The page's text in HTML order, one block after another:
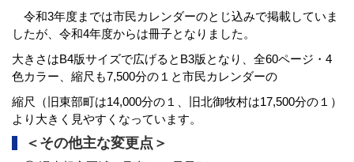
令和3年度までは市民カレンダーのとじ込みで掲載していま
したが、令和4年度からは冊子となりました。
大き さ はB4版サイズで広げるとB3版となり、全60ページ・4
色カラー、縮尺も7,500分の１と市民カレンダーの
縮尺（旧東部町は14,000分の１、旧北御牧村は17,500分の１）
より大きく見やすくなっています。
＜その他主な変更点＞